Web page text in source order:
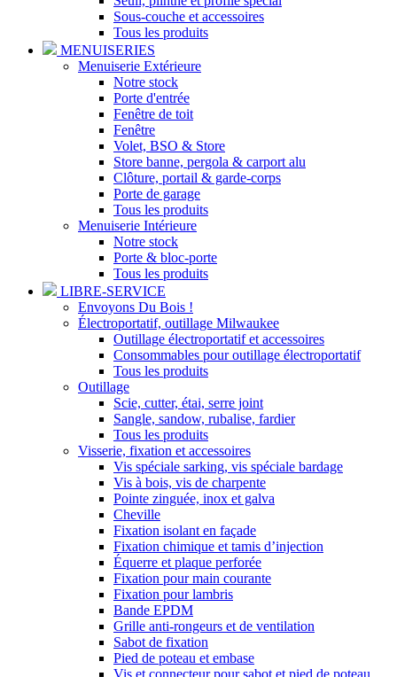
Sous-couche et accessoires
Tous les produits
MENUISERIES
Menuiserie Extérieure
Notre stock
Porte d'entrée
Fenêtre de toit
Fenêtre
Volet, BSO & Store
Store banne, pergola & carport alu
Clôture, portail & garde-corps
Porte de garage
Tous les produits
Menuiserie Intérieure
Notre stock
Porte & bloc-porte
Tous les produits
LIBRE-SERVICE
Envoyons Du Bois !
Électroportatif, outillage Milwaukee
Outillage électroportatif et accessoires
Consommables pour outillage électroportatif
Tous les produits
Outillage
Scie, cutter, étai, serre joint
Sangle, sandow, rubalise, fardier
Tous les produits
Visserie, fixation et accessoires
Vis spéciale sarking, vis spéciale bardage
Vis à bois, vis de charpente
Pointe zinguée, inox et galva
Cheville
Fixation isolant en façade
Fixation chimique et tamis d’injection
Équerre et plaque perforée
Fixation pour main courante
Fixation pour lambris
Bande EPDM
Grille anti-rongeurs et de ventilation
Sabot de fixation
Pied de poteau et embase